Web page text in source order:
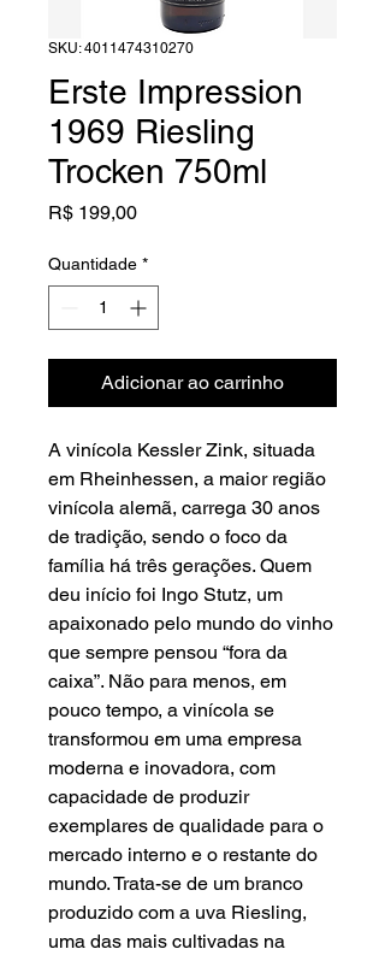
SKU: 4011474310270
Erste Impression
1969 Riesling
Trocken 750ml
R$ 199,00Preço
Quantidade *
Adicionar ao carrinho
A vinícola Kessler Zink, situada
em Rheinhessen, a maior região
vinícola alemã, carrega 30 anos
de tradição, sendo o foco da
família há três gerações. Quem
deu início foi Ingo Stutz, um
apaixonado pelo mundo do vinho
que sempre pensou “fora da
caixa”. Não para menos, em
pouco tempo, a vinícola se
transformou em uma empresa
moderna e inovadora, com
capacidade de produzir
exemplares de qualidade para o
mercado interno e o restante do
mundo. Trata-se de um branco
produzido com a uva Riesling,
uma das mais cultivadas na